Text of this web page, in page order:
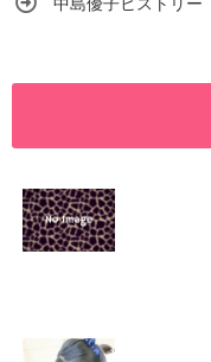
2026.01.11